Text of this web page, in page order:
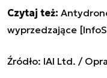
Czytaj też:
wyprzedzające
Źródło: IAI Ltd. /